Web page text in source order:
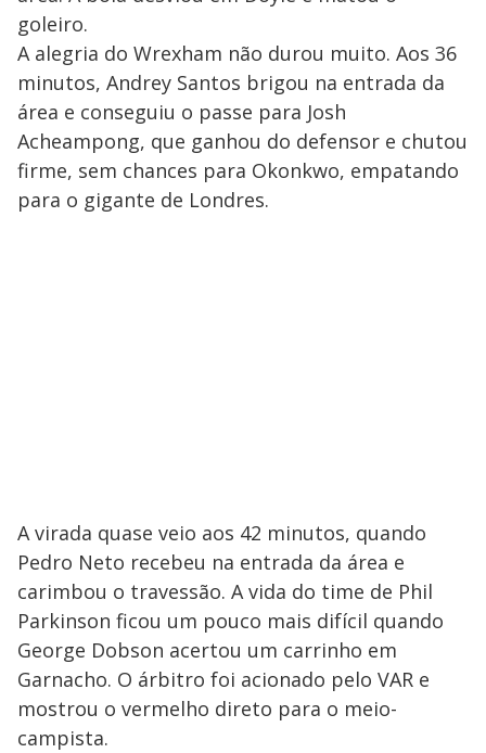
goleiro.
A alegria do Wrexham não durou muito. Aos 36
minutos, Andrey Santos brigou na entrada da
área e conseguiu o passe para Josh
Acheampong, que ganhou do defensor e chutou
firme, sem chances para Okonkwo, empatando
para o gigante de Londres.
A virada quase veio aos 42 minutos, quando
Pedro Neto recebeu na entrada da área e
carimbou o travessão. A vida do time de Phil
Parkinson ficou um pouco mais difícil quando
George Dobson acertou um carrinho em
Garnacho. O árbitro foi acionado pelo VAR e
mostrou o vermelho direto para o meio-
campista.